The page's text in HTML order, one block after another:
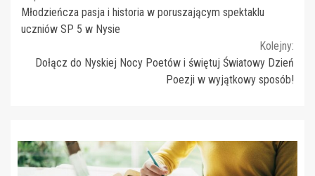
Reading
Młodzieńcza pasja i historia w poruszającym spektaklu
uczniów SP 5 w Nysie
Kolejny:
Dołącz do Nyskiej Nocy Poetów i świętuj Światowy Dzień
Poezji w wyjątkowy sposób!